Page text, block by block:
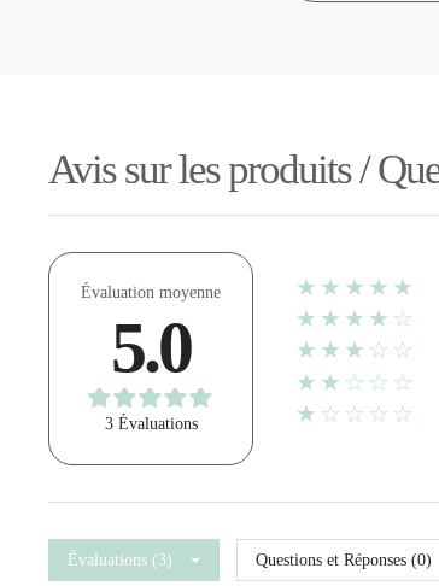
Avis sur les produits /
Évaluation moyenne
5.0
3 Évaluations
★★★★★
★★★★☆
★★★☆☆
★★☆☆☆
★☆☆☆☆
Évaluations (3) Questions et Réponses (0)